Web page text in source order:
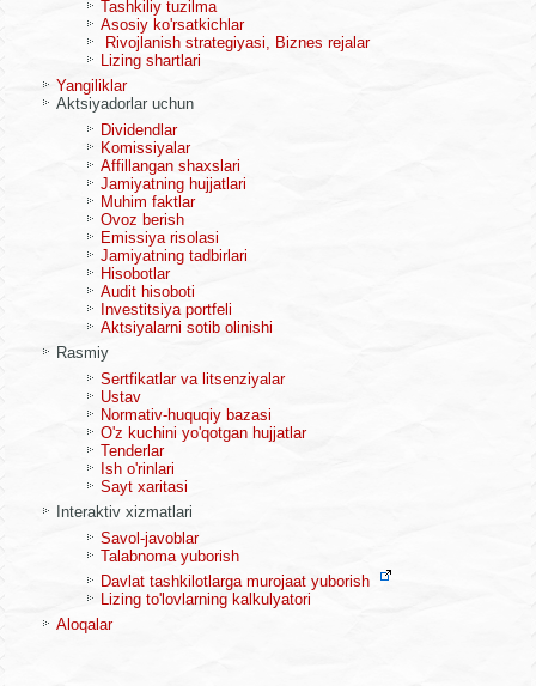
Tashkiliy tuzilma
Asosiy ko'rsatkichlar
Rivojlanish strategiyasi, Biznes rejalar
Lizing shartlari
Yangiliklar
Aktsiyadorlar uchun
Dividendlar
Komissiyalar
Affillangan shaxslari
Jamiyatning hujjatlari
Muhim faktlar
Ovoz berish
Emissiya risolasi
Jamiyatning tadbirlari
Hisobotlar
Audit hisoboti
Investitsiya portfeli
Aktsiyalarni sotib olinishi
Rasmiy
Sertfikatlar va litsenziyalar
Ustav
Normativ-huquqiy bazasi
O'z kuchini yo'qotgan hujjatlar
Tenderlar
Ish o'rinlari
Sayt xaritasi
Interaktiv xizmatlari
Savol-javoblar
Talabnoma yuborish
Davlat tashkilotlarga murojaat yuborish
Lizing to'lovlarning kalkulyatori
Aloqalar